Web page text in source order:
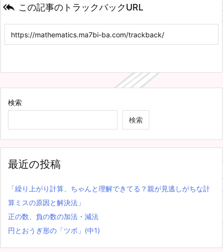
 この記事のトラックバックURL
検索
検索
最近の投稿
「繰り上がり計算、ちゃんと理解できてる？親が見逃しがちな計
算ミスの原因と解決法」
正の数、負の数の加法・減法
円とおうぎ形の「ツボ」(中1)